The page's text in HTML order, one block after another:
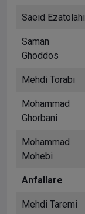
Saeid Ezatolahi
Saman
Ghoddos
Mehdi Torabi
Mohammad
Ghorbani
Mohammad
Mohebi
Anfallare
Mehdi Taremi